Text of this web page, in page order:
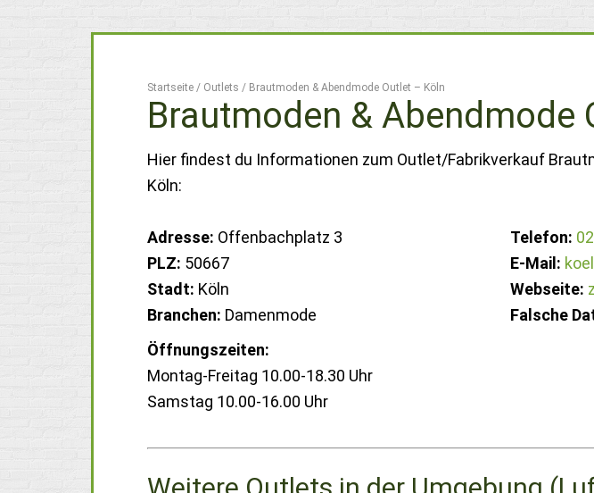
Startseite / Outlets / Brautmoden & Abendmode Outlet – Köln
Brautmoden & Abendmode
Hier findest du Informationen zum Outlet/Fabrikverkauf
Köln:
Adresse: Offenbachplatz 3
PLZ: 50667
Stadt: Köln
Branchen: Damenmode
Telefon:
E-Mail:
Webseite:
Falsche
Öffnungszeiten:
Montag-Freitag 10.00-18.30 Uhr
Samstag 10.00-16.00 Uhr